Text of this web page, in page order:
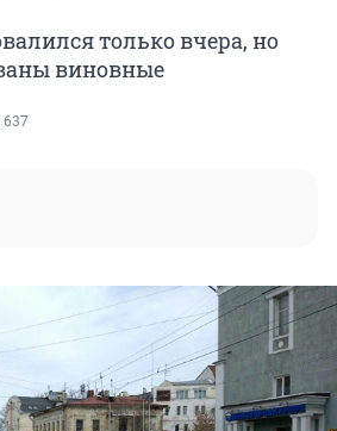
только вчера, но
виновные
637